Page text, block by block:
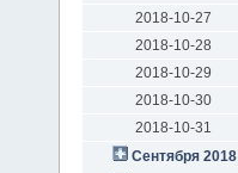
2018-10-27
2018-10-28
2018-10-29
2018-10-30
2018-10-31
Сентября 2018